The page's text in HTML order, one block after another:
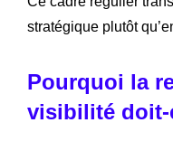
stratégique plutôt
Pourquoi la
visibilité doit-